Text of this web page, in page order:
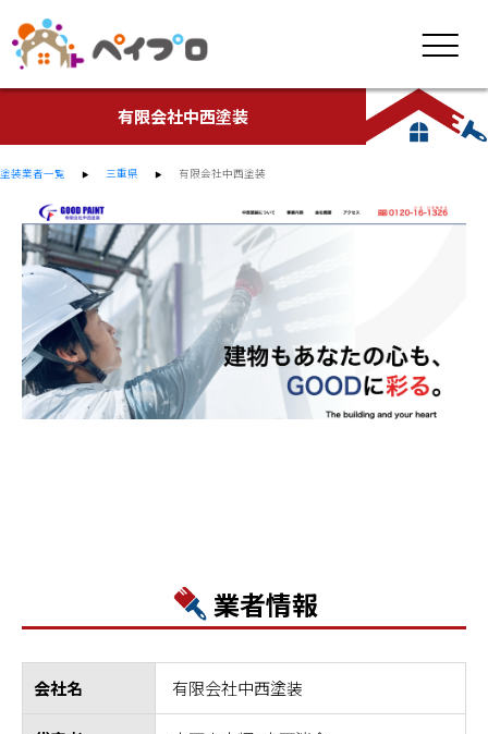
有限会社中西塗装
塗装業者一覧 三重県 有限会社中西塗装
業者情報
会社名 有限会社中西塗装